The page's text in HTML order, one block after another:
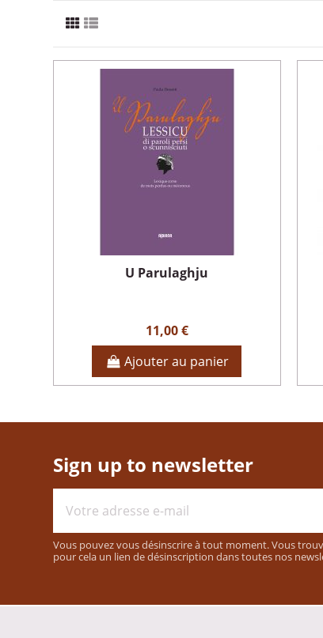
U Parulaghju
11,00 €
Ajouter au panier
Sign up to newsletter
Vous pouvez vous désinscrire à tout moment. Vous
pour cela un lien de désinscription dans toutes nos